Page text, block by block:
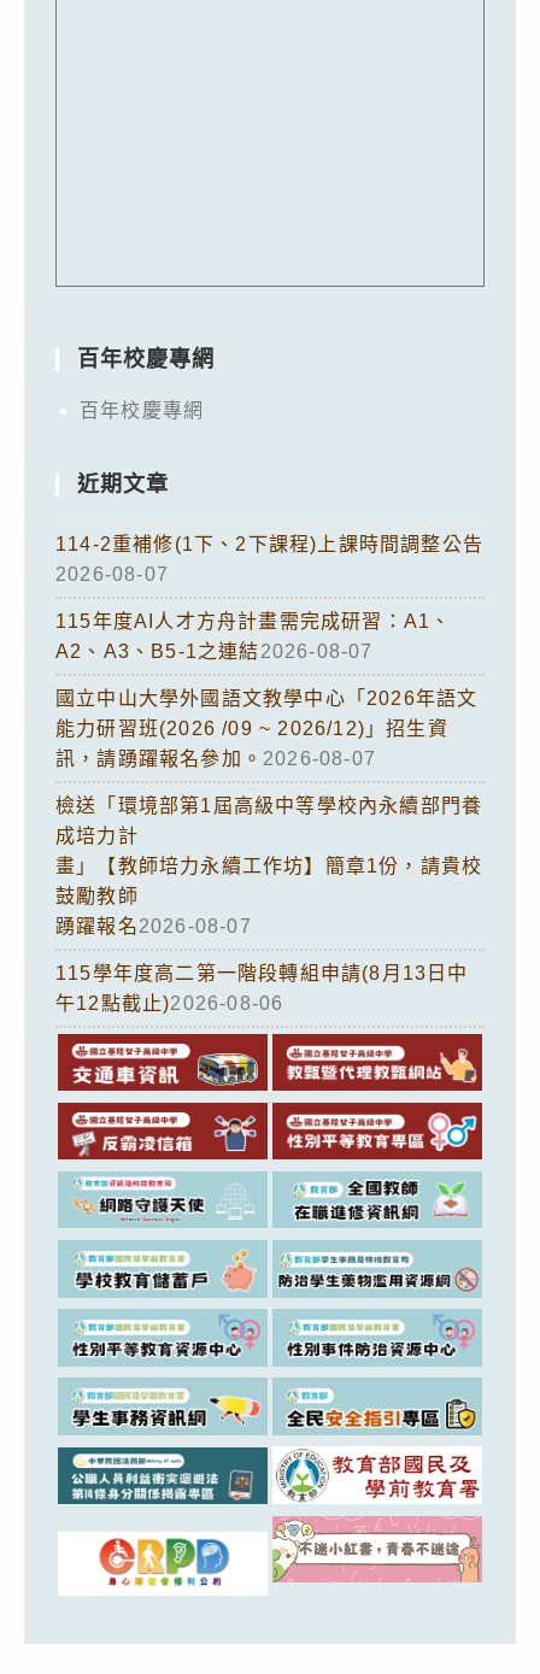
百年校慶專網
百年校慶專網
近期文章
114-2重補修(1下、2下課程)上課時間調整公告
2026-08-07
115年度AI人才方舟計畫需完成研習：A1、
A2、A3、B5-1之連結2026-08-07
國立中山大學外國語文教學中心「2026年語文
能力研習班(2026 /09 ~ 2026/12)」招生資
訊，請踴躍報名參加。 2026-08-07
檢送「環境部第1屆高級中等學校內永續部門養
成培力計
畫」【教師培力永續工作坊】簡章1份，請貴校
鼓勵教師
踴躍報名2026-08-07
115學年度高二第一階段轉組申請(8月13日中
午12點截止)2026-08-06